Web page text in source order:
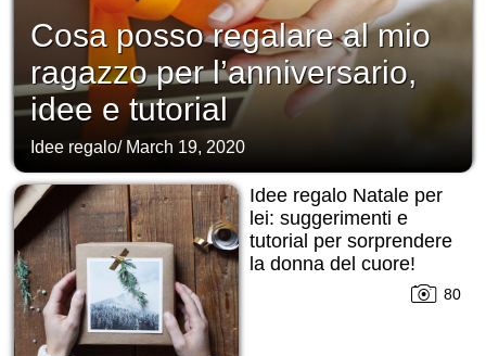
Cosa posso regalare al mio
ragazzo per l’anniversario,
idee e tutorial
Idee regalo/ March 19, 2020
Idee regalo Natale per
lei: suggerimenti e
tutorial per sorprendere
la donna del cuore!
80